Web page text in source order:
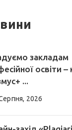
закладам
освіти –
...
2026